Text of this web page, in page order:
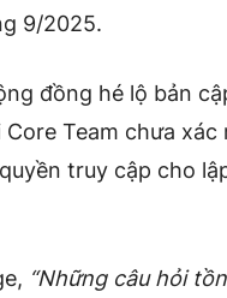
9/2025.
đồng hé lộ bản
Core Team chưa
truy cập cho
“Những câu hỏi